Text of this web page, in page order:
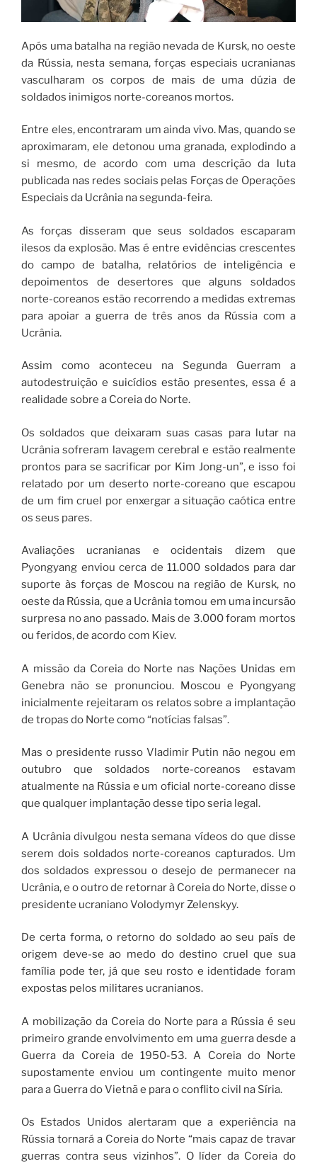
Após uma batalha na região nevada de Kursk, no oeste
da Rússia, nesta semana, forças especiais ucranianas
vasculharam os corpos de mais de uma dúzia de
soldados inimigos norte-coreanos mortos.
Entre eles, encontraram um ainda vivo. Mas, quando se
aproximaram, ele detonou uma granada, explodindo a
si mesmo, de acordo com uma descrição da luta
publicada nas redes sociais pelas Forças de Operações
Especiais da Ucrânia na segunda-feira.
As forças disseram que seus soldados escaparam
ilesos da explosão. Mas é entre evidências crescentes
do campo de batalha, relatórios de inteligência e
depoimentos de desertores que alguns soldados
norte-coreanos estão recorrendo a medidas extremas
para apoiar a guerra de três anos da Rússia com a
Ucrânia.
Assim como aconteceu na Segunda Guerram a
autodestruição e suicídios estão presentes, essa é a
realidade sobre a Coreia do Norte.
Os soldados que deixaram suas casas para lutar na
Ucrânia sofreram lavagem cerebral e estão realmente
prontos para se sacrificar por Kim Jong-un”, e isso foi
relatado por um deserto norte-coreano que escapou
de um fim cruel por enxergar a situação caótica entre
os seus pares.
Avaliações ucranianas e ocidentais dizem que
Pyongyang enviou cerca de 11.000 soldados para dar
suporte às forças de Moscou na região de Kursk, no
oeste da Rússia, que a Ucrânia tomou em uma incursão
surpresa no ano passado. Mais de 3.000 foram mortos
ou feridos, de acordo com Kiev.
A missão da Coreia do Norte nas Nações Unidas em
Genebra não se pronunciou. Moscou e Pyongyang
inicialmente rejeitaram os relatos sobre a implantação
de tropas do Norte como “notícias falsas”.
Mas o presidente russo Vladimir Putin não negou em
outubro que soldados norte-coreanos estavam
atualmente na Rússia e um oficial norte-coreano disse
que qualquer implantação desse tipo seria legal.
A Ucrânia divulgou nesta semana vídeos do que disse
serem dois soldados norte-coreanos capturados. Um
dos soldados expressou o desejo de permanecer na
Ucrânia, e o outro de retornar à Coreia do Norte, disse o
presidente ucraniano Volodymyr Zelenskyy.
De certa forma, o retorno do soldado ao seu país de
origem deve-se ao medo do destino cruel que sua
família pode ter, já que seu rosto e identidade foram
expostas pelos militares ucranianos.
A mobilização da Coreia do Norte para a Rússia é seu
primeiro grande envolvimento em uma guerra desde a
Guerra da Coreia de 1950-53. A Coreia do Norte
supostamente enviou um contingente muito menor
para a Guerra do Vietnã e para o conflito civil na Síria.
Os Estados Unidos alertaram que a experiência na
Rússia tornará a Coreia do Norte “mais capaz de travar
guerras contra seus vizinhos”. O líder da Coreia do